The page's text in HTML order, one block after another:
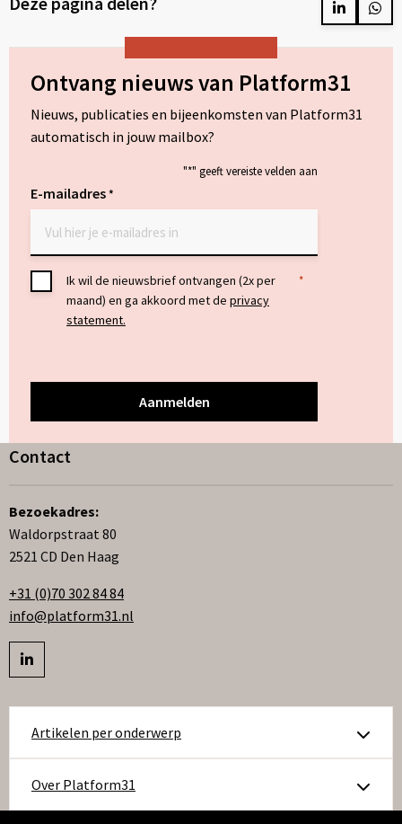
Delen
LinkedIn
Ontvang nieuws van Platform31
Nieuws, publicaties en bijeenkomsten van Platform31
automatisch in jouw mailbox?
"*" geeft vereiste velden aan
E-mailadres*
Toestemming
Ik wil de nieuwsbrief ontvangen (2x per
maand) en ga akkoord met de privacy
statement.
*
Artikelen per onderwerp
Over Platform31
Contact
Bezoekadres:
Waldorpstraat 80
2521 CD Den Haag
+31 (0)70 302 84 84
info@platform31.nl
Bezoek
op
linkedIn